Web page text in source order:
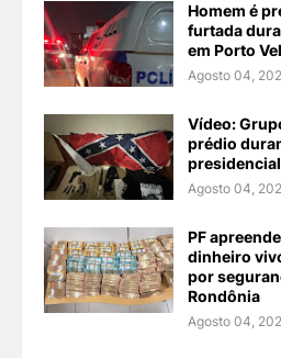
Homem é
furtada
em Porto
Agosto 04,
Vídeo:
prédio
presidencial
Agosto 04,
PF
dinheiro
por
Rondônia
Agosto 04,